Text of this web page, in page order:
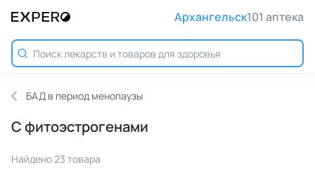
Архангельск101 аптека
БАД в период менопаузы
С фитоэстрогенами
Найдено 23 товара